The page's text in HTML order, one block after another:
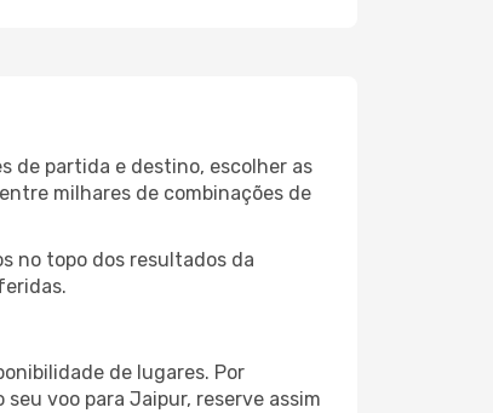
de partida e destino, escolher as
milhares de combinações de
no topo dos resultados da
de lugares. Por
voo para Jaipur, reserve assim